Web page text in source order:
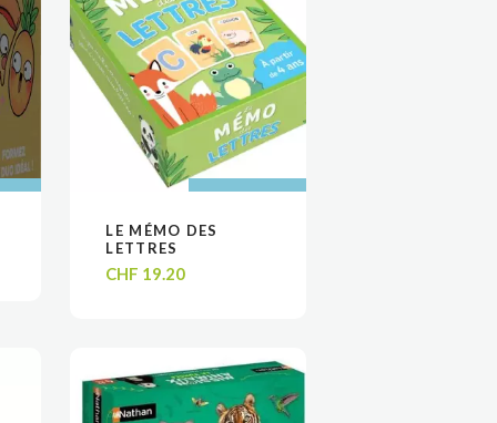
VOIR
VOIR
LE MÉMO DES
LETTRES
CHF 19.20